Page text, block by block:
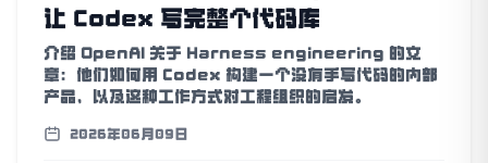
让 Codex 写完整个代码库
介绍 OpenAI 关于 Harness engineering 的文
章：他们如何用 Codex 构建一个没有手写代码的内部
产品，以及这种工作方式对工程组织的启发。
2026年06月09日